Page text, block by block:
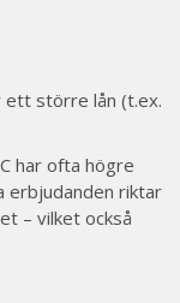
större lån (t.ex.
har ofta högre
erbjudanden riktar
– vilket också